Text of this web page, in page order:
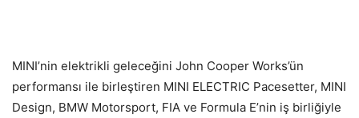
MINI’nin elektrikli geleceğini John Cooper Works’ün
performansı ile birleştiren MINI ELECTRIC Pacesetter, MINI
Design, BMW Motorsport, FIA ve Formula E’nin iş birliğiyle